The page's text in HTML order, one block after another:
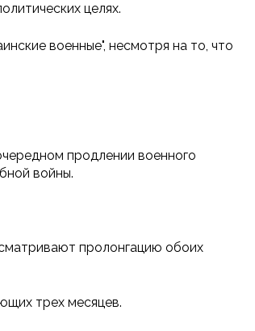
целях.
военные", несмотря на то, что
продлении военного
войны.
пролонгацию обоих
трех месяцев.